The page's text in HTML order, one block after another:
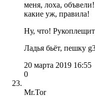
меня, лоха,
какие уж, правила!
Ну, что!
Ладья бьёт, пешку
20 марта 2019 16:55
0
Mr.Tor